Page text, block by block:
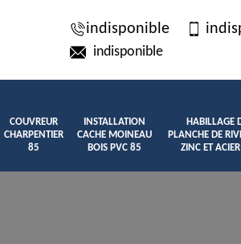
indisponible
indisponible
COUVREUR
CHARPENTIER
85
INSTALLATION
CACHE MOINEAU
BOIS PVC 85
HABILLAGE
PLANCHE DE
ZINC ET